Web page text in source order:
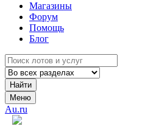
Магазины
Форум
Помощь
Блог
Найти
Меню
Au.ru